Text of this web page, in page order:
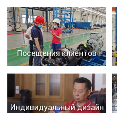
Посещения клиентов
Индивидуальный дизайн